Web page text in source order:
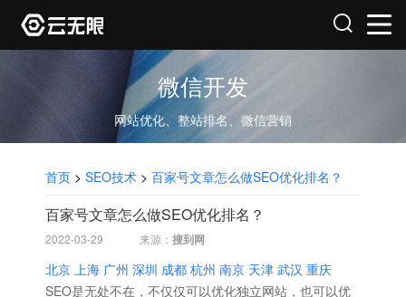
微信开发
网站优化、整站排名、微信营销
首页 > SEO技术 > 百家号文章怎么做SEO优化排名？
百家号文章怎么做SEO优化排名？
2022-03-29 来源： 搜到网
北京 上海 广州 深圳 成都 杭州 南京 天津 武汉 重庆
SEO是无处不在，不仅仅可以优化独立网站，也可以优